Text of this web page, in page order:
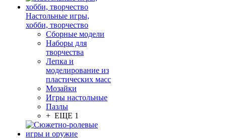
Настольные игры,
хобби, творчество
Сборные модели
Наборы для
творчества
Лепка и
моделирование из
пластических масс
Мозайки
Игры настольные
Пазлы
+ ЕЩЕ 1